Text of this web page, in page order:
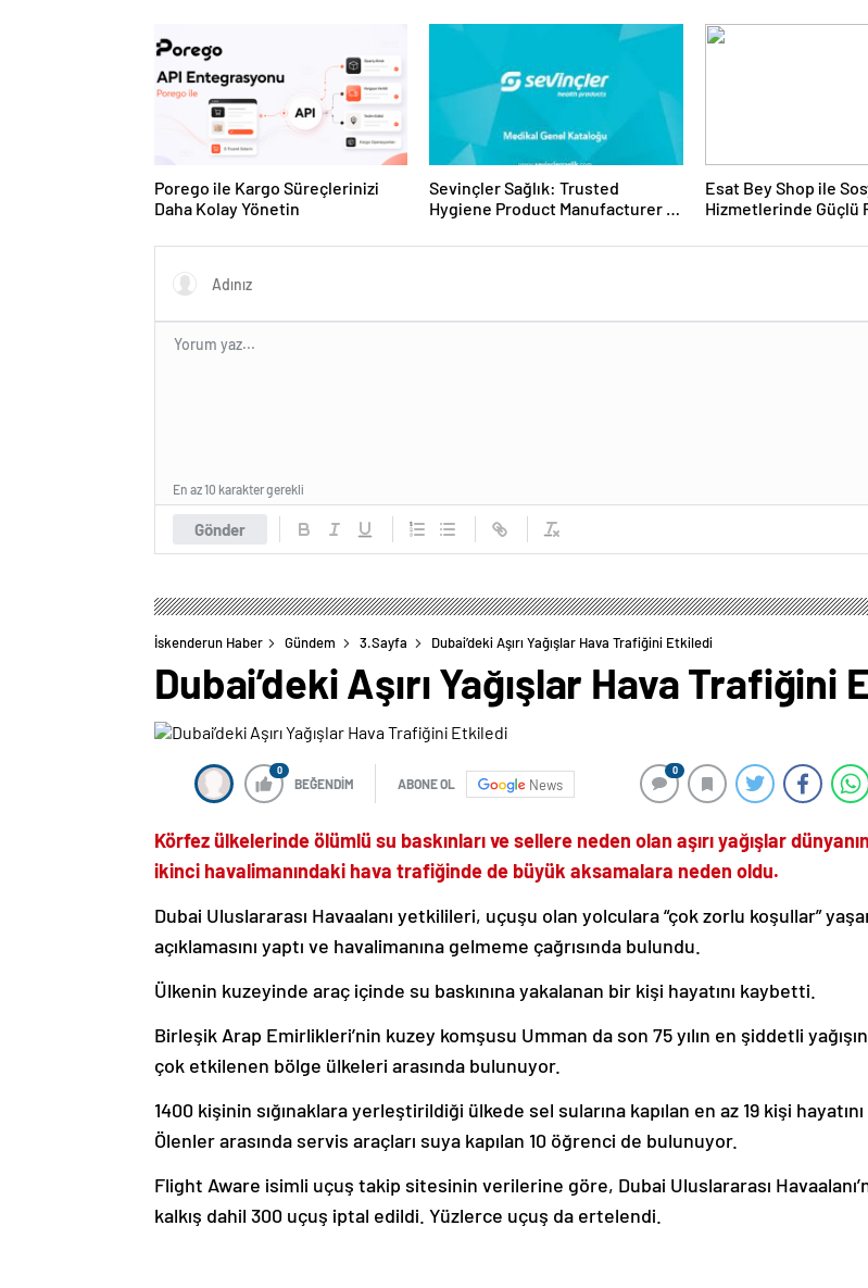
Porego ile Kargo Süreçlerinizi
Daha Kolay Yönetin
Sevinçler Sağlık: Trusted
Hygiene Product Manufacturer in
Esat Bey Shop ile
Hizmetlerinde Güçlü
Gönder
En az 10 karakter gerekli
İskenderun Haber Gündem 3.Sayfa Dubai’deki Aşırı Yağışlar Hava Trafiğini Etkiledi
Dubai’deki Aşırı Yağışlar Hava Trafiğini
0
BEĞENDİM ABONE OL News
0
Körfez ülkelerinde ölümlü su baskınları ve sellere neden olan aşırı yağışlar
ikinci havalimanındaki hava trafiğinde de büyük aksamalara neden oldu.
Dubai Uluslararası Havaalanı yetkilileri, uçuşu olan yolculara “çok zorlu koşullar”
açıklamasını yaptı ve havalimanına gelmeme çağrısında bulundu.
Ülkenin kuzeyinde araç içinde su baskınına yakalanan bir kişi hayatını kaybetti.
Birleşik Arap Emirlikleri’nin kuzey komşusu Umman da son 75 yılın en şiddetli
çok etkilenen bölge ülkeleri arasında bulunuyor.
1400 kişinin sığınaklara yerleştirildiği ülkede sel sularına kapılan en az 19 kişi
Ölenler arasında servis araçları suya kapılan 10 öğrenci de bulunuyor.
Flight Aware isimli uçuş takip sitesinin verilerine göre, Dubai Uluslararası
kalkış dahil 300 uçuş iptal edildi. Yüzlerce uçuş da ertelendi.